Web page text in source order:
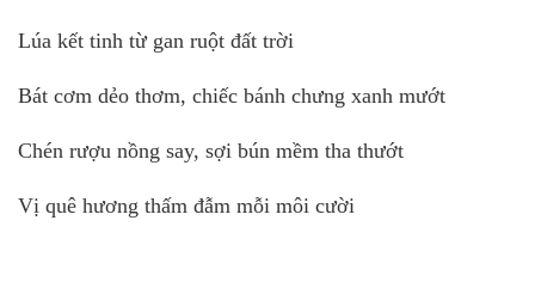
Lúa kết tinh từ gan ruột đất trời
Bát cơm dẻo thơm, chiếc bánh chưng xanh mướt
Chén rượu nồng say, sợi bún mềm tha thướt
Vị quê hương thấm đẫm mỗi môi cười